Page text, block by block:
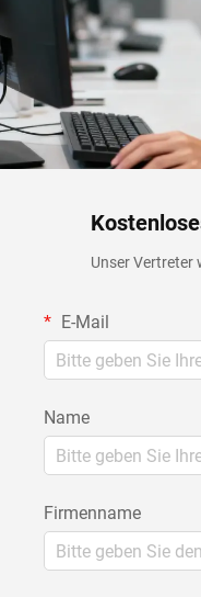
Unser Vertreter
E-Mail
Name
Firmenname